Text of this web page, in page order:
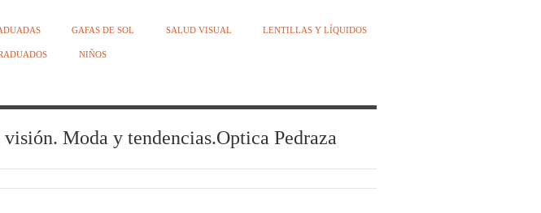
GAFAS DE SOL SALUD VISUAL LENTILLAS Y LÍQUIDOS
NIÑOS
Moda y tendencias.Optica Pedraza